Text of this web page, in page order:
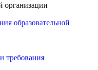
организации
образовательной
требования